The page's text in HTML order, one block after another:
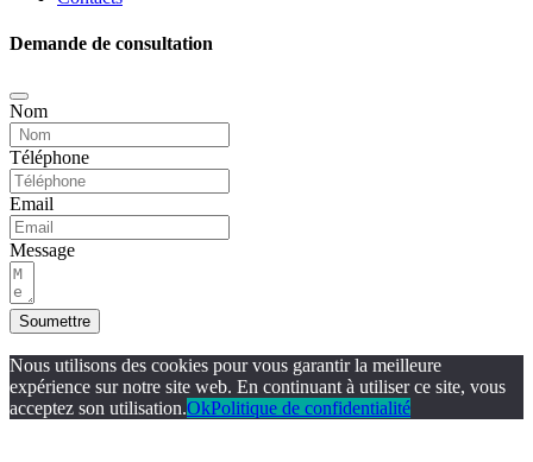
Demande de consultation
Nom
Téléphone
Email
Message
Soumettre
Nous utilisons des cookies pour vous garantir la meilleure
expérience sur notre site web. En continuant à utiliser ce site, vous
acceptez son utilisation.OkPolitique de confidentialité